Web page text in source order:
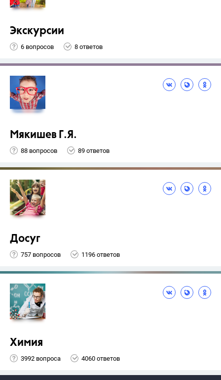
Экскурсии
6 вопросов 8 ответов
Мякишев Г.Я.
88 вопросов 89 ответов
Досуг
757 вопросов 1196 ответов
Химия
3992 вопроса 4060 ответов